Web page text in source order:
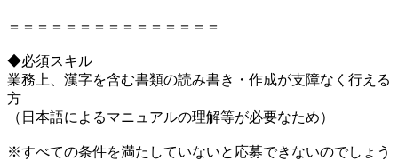
＝＝＝＝＝＝＝＝＝＝＝＝＝＝＝
◆必須スキル
業務上、漢字を含む書類の読み書き・作成が支障なく行える
方
（日本語によるマニュアルの理解等が必要なため）
※すべての条件を満たしていないと応募できないのでしょう